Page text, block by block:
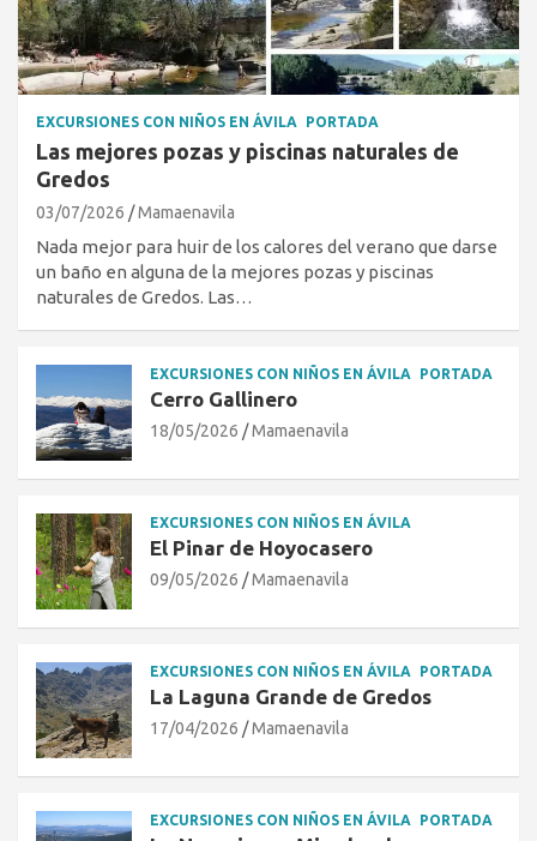
EXCURSIONES CON NIÑOS EN ÁVILA PORTADA
Las mejores pozas y piscinas naturales de
Gredos
03/07/2026 Mamaenavila
Nada mejor para huir de los calores del verano que darse
un baño en alguna de la mejores pozas y piscinas
naturales de Gredos. Las…
EXCURSIONES CON NIÑOS EN ÁVILA PORTADA
Cerro Gallinero
18/05/2026 Mamaenavila
EXCURSIONES CON NIÑOS EN ÁVILA
El Pinar de Hoyocasero
09/05/2026 Mamaenavila
EXCURSIONES CON NIÑOS EN ÁVILA PORTADA
La Laguna Grande de Gredos
17/04/2026 Mamaenavila
EXCURSIONES CON NIÑOS EN ÁVILA PORTADA